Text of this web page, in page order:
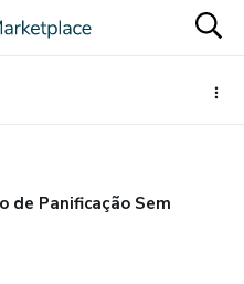
de Panificação Sem